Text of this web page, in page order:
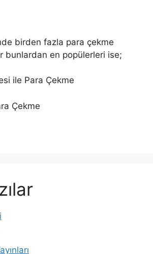
birden fazla para çekme
bunlardan en popülerleri ise;
ile Para Çekme
Çekme